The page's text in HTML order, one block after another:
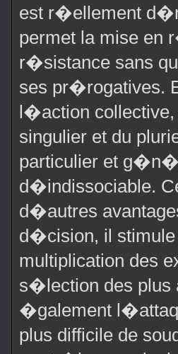
est r�ellement
permet la mise en
r�sistance sans
ses pr�rogatives.
l�action
singulier et du
particulier et
d�indissociable.
d�autres
d�cision, il
multiplication des
s�lection des plus
�galement
plus difficile de